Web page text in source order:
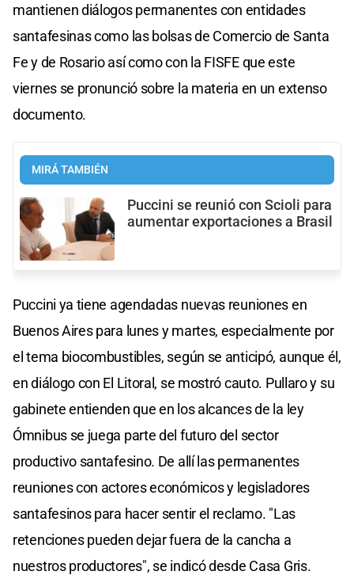
mantienen diálogos permanentes con entidades
santafesinas como las bolsas de Comercio de Santa
Fe y de Rosario así como con la FISFE que este
viernes se pronunció sobre la materia en un extenso
documento.
MIRÁ TAMBIÉN
Puccini se reunió con Scioli para
aumentar exportaciones a Brasil
Puccini ya tiene agendadas nuevas reuniones en
Buenos Aires para lunes y martes, especialmente por
el tema biocombustibles, según se anticipó, aunque él,
en diálogo con El Litoral, se mostró cauto. Pullaro y su
gabinete entienden que en los alcances de la ley
Ómnibus se juega parte del futuro del sector
productivo santafesino. De allí las permanentes
reuniones con actores económicos y legisladores
santafesinos para hacer sentir el reclamo. "Las
retenciones pueden dejar fuera de la cancha a
nuestros productores", se indicó desde Casa Gris.